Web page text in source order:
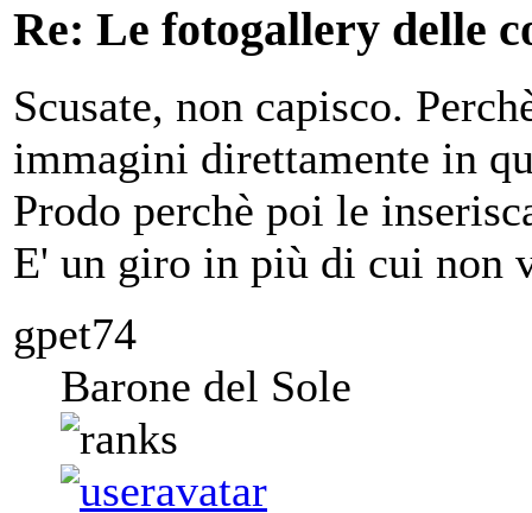
Re: Le fotogallery delle
Scusate, non capisco.
immagini direttamente in
Prodo perchè poi le
E' un giro in più di cui non
gpet74
Barone del Sole